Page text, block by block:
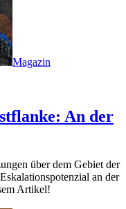
Magazin
An der
über dem Gebiet der
an der
Artikel!